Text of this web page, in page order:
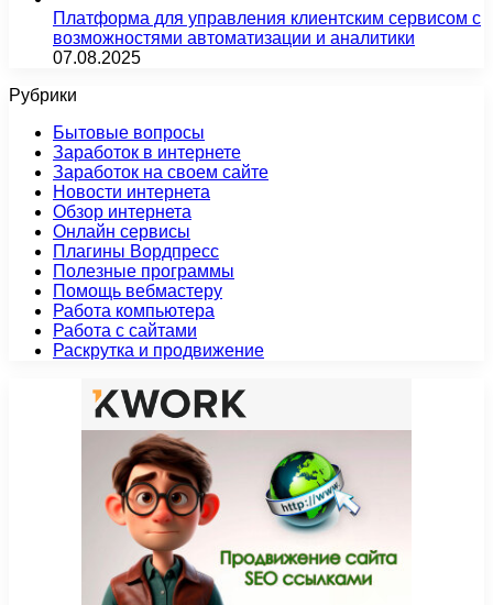
Платформа для управления клиентским сервисом с
возможностями автоматизации и аналитики
07.08.2025
Рубрики
Бытовые вопросы
Заработок в интернете
Заработок на своем сайте
Новости интернета
Обзор интернета
Онлайн сервисы
Плагины Вордпресс
Полезные программы
Помощь вебмастеру
Работа компьютера
Работа с сайтами
Раскрутка и продвижение